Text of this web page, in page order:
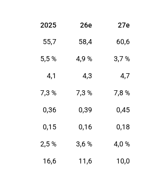
Kunderna återfinns inom
Europa.
2025 26e 27e
2025 26e 27e
55,7 58,4 60,6
5,5 % 4,9 % 3,7 %
4,1 4,3 4,7
7,3 % 7,3 % 7,8 %
0,36 0,39 0,45
0,15 0,16 0,18
2,5 % 3,6 % 4,0 %
16,6 11,6 10,0